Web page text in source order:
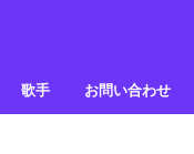
歌手 お問い合わせ